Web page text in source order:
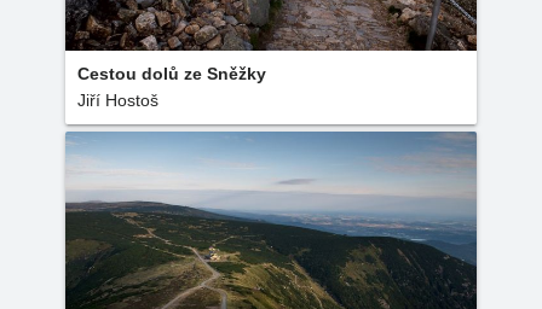
Cestou dolů ze Sněžky
Jiří Hostoš